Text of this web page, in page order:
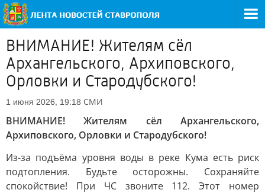
ВНИМАНИЕ! Жителям сёл
Архангельского, Архиповского,
Орловки и Стародубского!
1 июня 2026, 19:18 СМИ
ВНИМАНИЕ! Жителям сёл Архангельского,
Архиповского, Орловки и Стародубского!
Из-за подъёма уровня воды в реке Кума есть риск
подтопления. Будьте осторожны. Сохраняйте
спокойствие! При ЧС звоните 112. Этот номер